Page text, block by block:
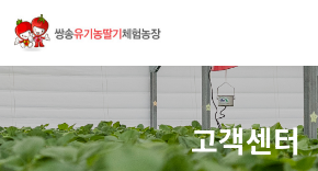
고객센터